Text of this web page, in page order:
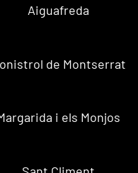
Aiguafreda
de Montserrat
i els Monjos